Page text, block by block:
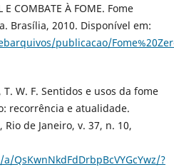
E COMBATE À FOME. Fome
Brasília, 2010. Disponível em:
publicacao/
T. W. F. Sentidos e usos da fome
recorrência e atualidade.
de Janeiro, v. 37, n. 10,
QsKwnNkdFdDrbpBcVYGcYwz/?